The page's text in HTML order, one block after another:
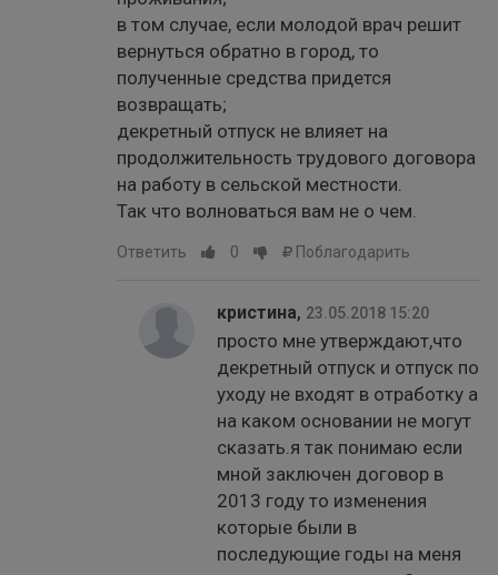
в том случае, если молодой врач решит
вернуться обратно в город, то
полученные средства придется
возвращать;
декретный отпуск не влияет на
продолжительность трудового договора
на работу в сельской местности.
Так что волноваться вам не о чем.
Ответить 0 Поблагодарить
кристина, 23.05.2018 15:20
просто мне утверждают,что
декретный отпуск и отпуск по
уходу не входят в отработку а
на каком основании не могут
сказать.я так понимаю если
мной заключен договор в
2013 году то изменения
которые были в
последующие годы на меня